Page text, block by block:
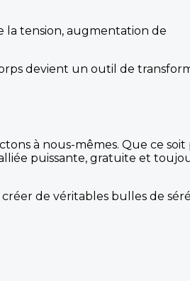
la tension, augmentation de
devient un outil de
à nous-mêmes. Que ce
puissante, gratuite et
de véritables bulles de